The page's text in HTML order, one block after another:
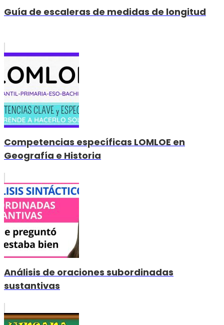
Guía de escaleras de medidas de longitud
Competencias específicas LOMLOE en
Geografía e Historia
Análisis de oraciones subordinadas
sustantivas